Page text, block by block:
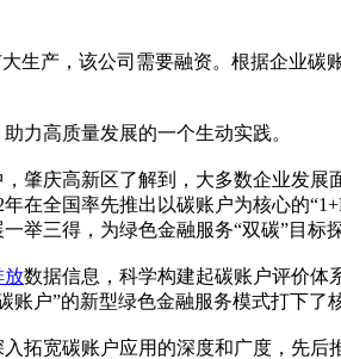
产，该公司需要融资。根据企业碳
助力高质量发展的一个生动实践。
肇庆高新区了解到，大多数企业发展
在全国率先推出以碳账户为核心的
一举三得，为绿色金融服务“双碳”目标
放数据信息，科学构建起碳账户评价体
户”的新型绿色金融服务模式打下了
宽碳账户应用的深度和广度，先后